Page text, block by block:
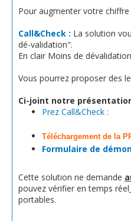
Pour augmenter votre
Call&Check : La solution
dé-validation".
En clair Moins de
Vous pourrez proposer des
Ci-joint notre
Prez Call&Check :
Téléchargement de la
Formulaire de
Cette solution ne demande
pouvez vérifier en temps réel
portables.